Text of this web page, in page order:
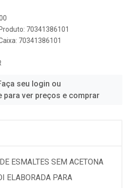
70341386101
70341386101
seu login ou
para ver preços e comprar
ESMALTES SEM ACETONA
ELABORADA PARA